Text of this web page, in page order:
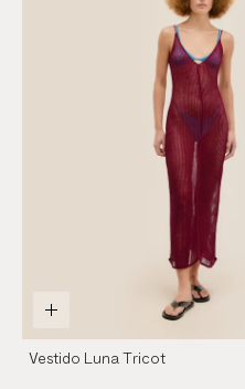
Vestido Luna Tricot